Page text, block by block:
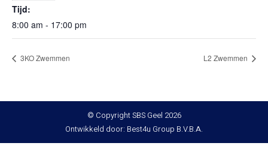
Tijd:
8:00 am - 17:00 pm
3KO Zwemmen L2 Zwemmen
© Copyright SBS Geel 2026
Ontwikkeld door: Best4u Group B.V.B.A.